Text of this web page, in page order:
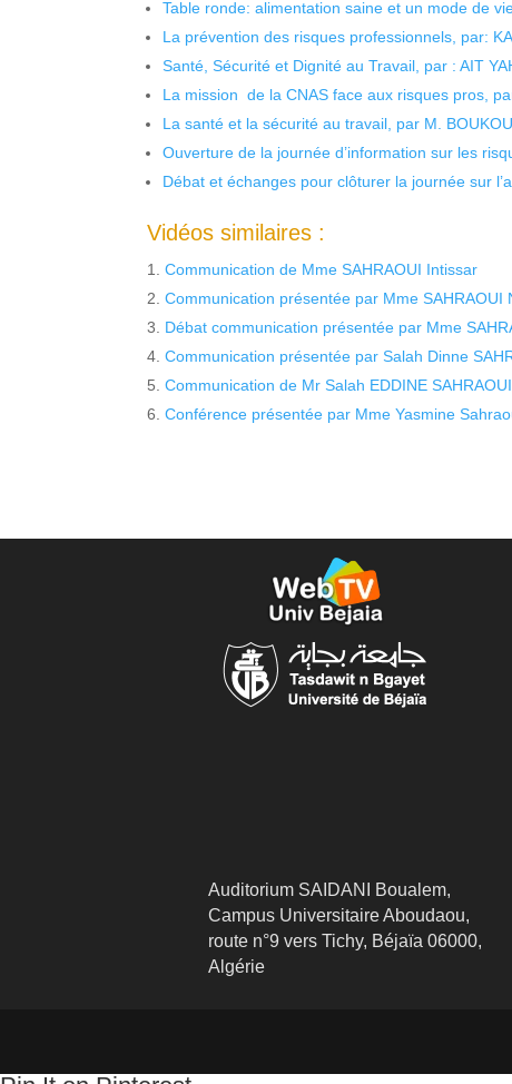
Table ronde: alimentation saine et un mode de
La prévention des risques professionnels, par:
Santé, Sécurité et Dignité au Travail, par : AIT
La mission de la CNAS face aux risques pros,
La santé et la sécurité au travail, par M. BOUKOU
Ouverture de la journée d’information sur les
Débat et échanges pour clôturer la journée sur
Vidéos similaires :
Communication de Mme SAHRAOUI Intissar
Communication présentée par Mme SAHRAOUI
Débat communication présentée par Mme
Communication présentée par Salah Dinne
Communication de Mr Salah EDDINE
Conférence présentée par Mme Yasmine
Auditorium SAIDANI Boualem,
Campus Universitaire Aboudaou,
route n°9 vers Tichy, Béjaïa 06000,
Algérie